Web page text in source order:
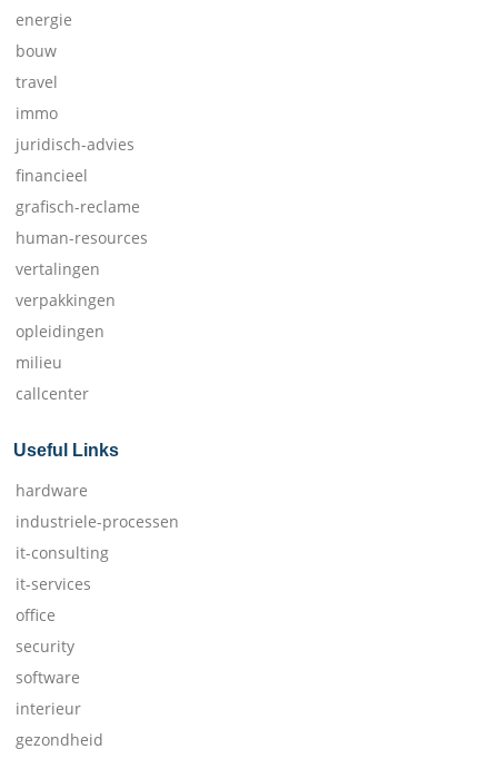
energie
bouw
travel
immo
juridisch-advies
financieel
grafisch-reclame
human-resources
vertalingen
verpakkingen
opleidingen
milieu
callcenter
Useful Links
hardware
industriele-processen
it-consulting
it-services
office
security
software
interieur
gezondheid